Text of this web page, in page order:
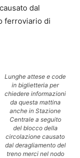
dal
ferroviario di
Lunghe attese e code
in biglietteria per
chiedere informazioni
da questa mattina
anche in Stazione
Centrale a seguito
del blocco della
circolazione causato
dal deragliamento del
treno merci nel nodo